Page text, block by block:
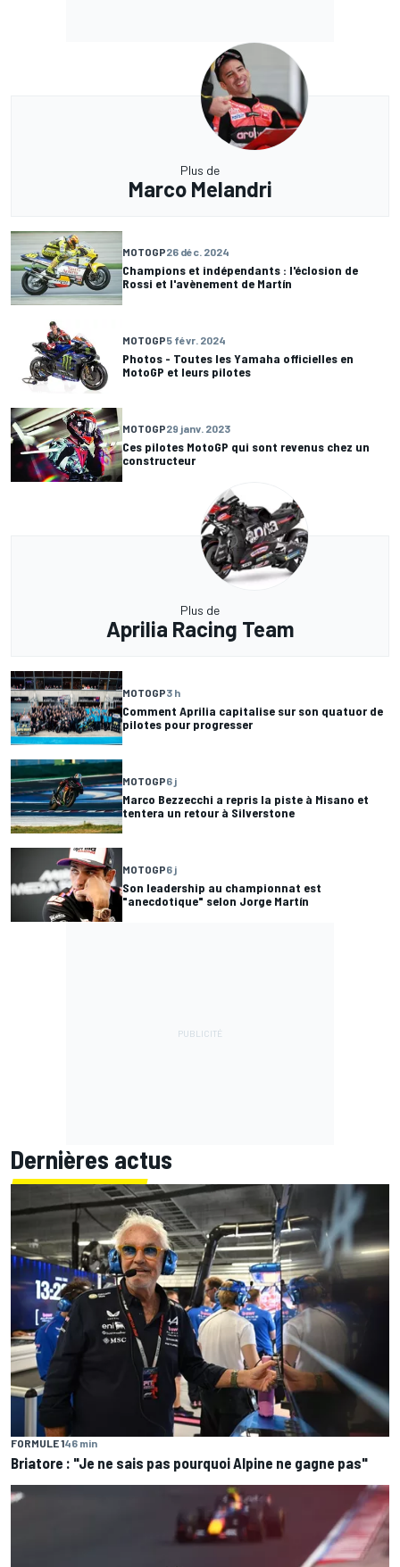
Plus de
Marco Melandri
MOTOGP26 déc. 2024
Champions et indépendants : l'éclosion de
Rossi et l'avènement de Martín
MOTOGP5 févr. 2024
Photos - Toutes les Yamaha officielles en
MotoGP et leurs pilotes
MOTOGP29 janv. 2023
Ces pilotes MotoGP qui sont revenus chez un
constructeur
Plus de
Aprilia Racing Team
MOTOGP3 h
Comment Aprilia capitalise sur son quatuor de
pilotes pour progresser
MOTOGP6 j
Marco Bezzecchi a repris la piste à Misano et
tentera un retour à Silverstone
MOTOGP6 j
Son leadership au championnat est
"anecdotique" selon Jorge Martín
Dernières actus
FORMULE 146 min
Briatore : "Je ne sais pas pourquoi Alpine ne gagne pas"